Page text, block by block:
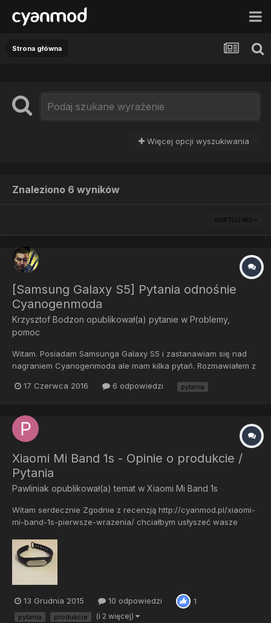
Strona główna
Więcej opcji wyszukiwania
Znaleziono 6 wyników
SORTUJ WG
[Samsung Galaxy S5] Pytania odnośnie
Cyanogenmoda
Krzysztof Bodzon opublikował(a) pytanie w Problemy,
pomoc
Witam. Posiadam Samsunga Galaxy S5 i zastanawiam się nad
nagraniem Cyanogenmoda ale mam kilka pytań. Rozmawiałem z
pytania: 1) Czy cyanogenmod jest już odgórnie z rootem? 2) Czy
17 Czerwca 2016 6 odpowiedzi pytania
Xiaomi Mi Band 1s - Opinie o produkcie /
Pytania
Pawliniak opublikował(a) temat w Xiaomi Mi Band 1s
Witam serdecznie Zgodnie z recenzją http://cyanmod.pl/xiaomi-
mi-band-1s-pierwsze-wrazenia/ chciałbym usłyszeć wasze
w związku do opaski chętnie odpowiem.
13 Grudnia 2015 10 odpowiedzi 1
pytania produkcie (i 2 więcej)